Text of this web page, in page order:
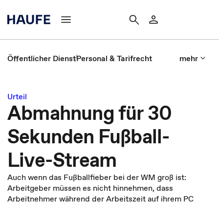
Öffentlicher DienstPersonal & Tarifrecht mehr
Urteil
Abmahnung für 30
Sekunden Fußball-
Live-Stream
Auch wenn das Fußballfieber bei der WM groß ist:
Arbeitgeber müssen es nicht hinnehmen, dass
Arbeitnehmer während der Arbeitszeit auf ihrem PC